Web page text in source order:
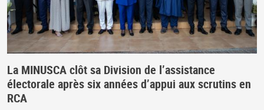
La MINUSCA clôt sa Division de l’assistance
électorale après six années d’appui aux scrutins en
RCA